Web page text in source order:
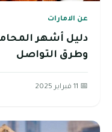
عن الامارات
دليل أشهر
وطرق التواصل
📅 11 فبراير 2025